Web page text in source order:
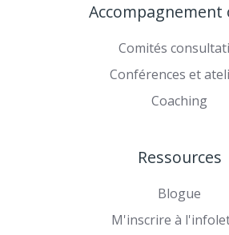
sur
Comités
Conférences et
Coaching
Ressources
Blogue
M'inscrire à